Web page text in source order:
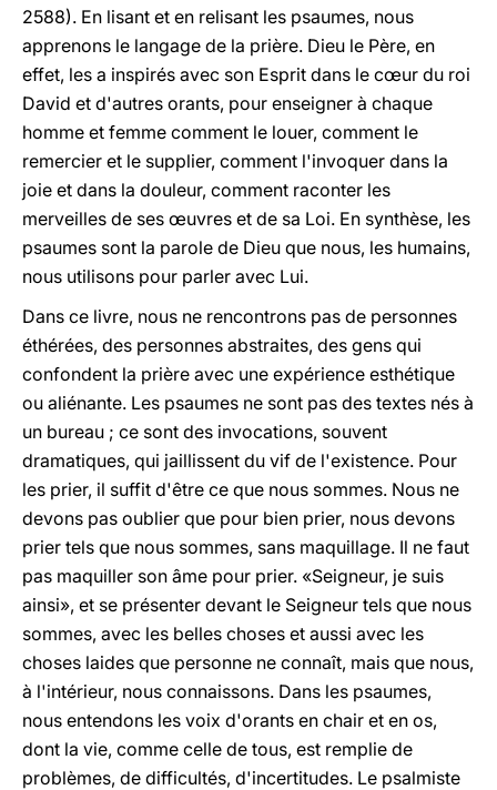
2588). En lisant et en relisant les psaumes, nous
apprenons le langage de la prière. Dieu le Père, en
effet, les a inspirés avec son Esprit dans le cœur du roi
David et d'autres orants, pour enseigner à chaque
homme et femme comment le louer, comment le
remercier et le supplier, comment l'invoquer dans la
joie et dans la douleur, comment raconter les
merveilles de ses œuvres et de sa Loi. En synthèse, les
psaumes sont la parole de Dieu que nous, les humains,
nous utilisons pour parler avec Lui.
Dans ce livre, nous ne rencontrons pas de personnes
éthérées, des personnes abstraites, des gens qui
confondent la prière avec une expérience esthétique
ou aliénante. Les psaumes ne sont pas des textes nés à
un bureau ; ce sont des invocations, souvent
dramatiques, qui jaillissent du vif de l'existence. Pour
les prier, il suffit d'être ce que nous sommes. Nous ne
devons pas oublier que pour bien prier, nous devons
prier tels que nous sommes, sans maquillage. Il ne faut
pas maquiller son âme pour prier. «Seigneur, je suis
ainsi», et se présenter devant le Seigneur tels que nous
sommes, avec les belles choses et aussi avec les
choses laides que personne ne connaît, mais que nous,
à l'intérieur, nous connaissons. Dans les psaumes,
nous entendons les voix d'orants en chair et en os,
dont la vie, comme celle de tous, est remplie de
problèmes, de difficultés, d'incertitudes. Le psalmiste